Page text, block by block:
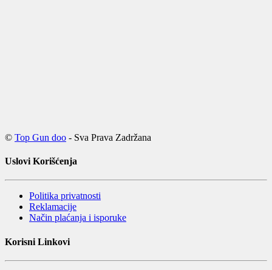
© Top Gun doo - Sva Prava Zadržana
Uslovi Korišćenja
Politika privatnosti
Reklamacije
Način plaćanja i isporuke
Korisni Linkovi